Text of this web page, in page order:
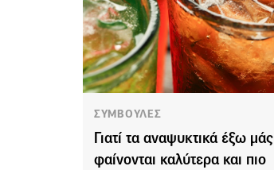
ΣΥΜΒΟΥΛΕΣ
Γιατί τα αναψυκτικά έξω μάς
φαίνονται καλύτερα και πιο